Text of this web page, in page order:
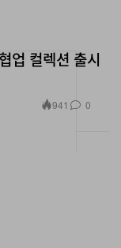
업 컬렉션 출시
941 0